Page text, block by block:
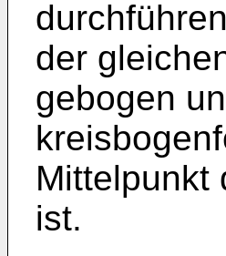
der
gebogen
Mittelpunkt
ist.